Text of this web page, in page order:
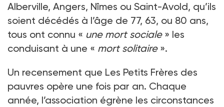
Alberville, Angers, Nîmes ou Saint-Avold, qu’ils
soient décédés à l’âge de 77, 63, ou 80 ans,
tous ont connu « une mort sociale » les
conduisant à une « mort solitaire ».
Un recensement que Les Petits Frères des
pauvres opère une fois par an. Chaque
année, l’association égrène les circonstances